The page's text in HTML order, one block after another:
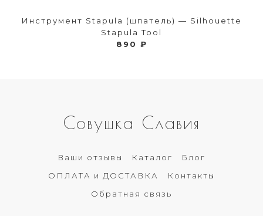
Инструмент Stapula (шпатель) — Silhouette
Stapula Tool
890 ₽
Совушка Славия
Ваши отзывы Каталог
Блог
ОПЛАТА и ДОСТАВКА
Контакты
Обратная связь